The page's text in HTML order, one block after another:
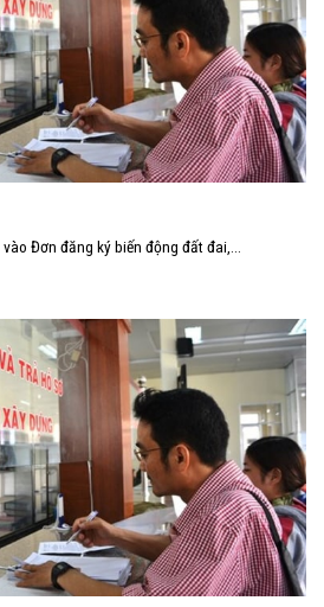
Đơn đăng ký biến động đất đai,...